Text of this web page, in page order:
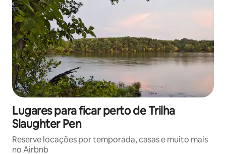
Lugares para ficar perto de Trilha
Slaughter Pen
Reserve locações por temporada, casas e muito mais
no Airbnb